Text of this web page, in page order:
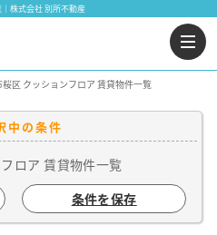
株式会社 別所不動産
桜区 クッションフロア 賃貸物件一覧
中の条件
ロア 賃貸物件一覧
条件を保存